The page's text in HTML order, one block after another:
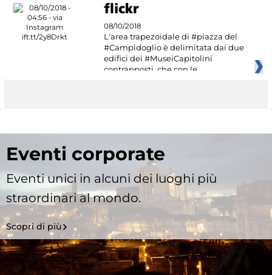
08/10/2018
L'area trapezoidale di #piazza del
#Campidoglio è delimitata dai due
edifici dei #MuseiCapitolini
contrapposti, che con le
Eventi corporate
Eventi unici in alcuni dei luoghi più
straordinari al mondo.
Scopri di più